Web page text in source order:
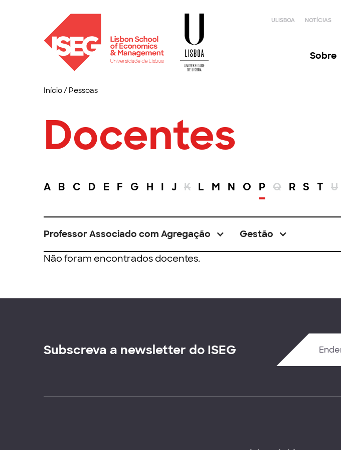
ULISBOA NOTÍCIAS
Sobre
Início/ Pessoas
Docentes
A B C D E F G H I J K L M N O P Q R S T U
Professor Associado com Agregação Gestão
Não foram encontrados docentes.
Subscreva a newsletter do ISEG